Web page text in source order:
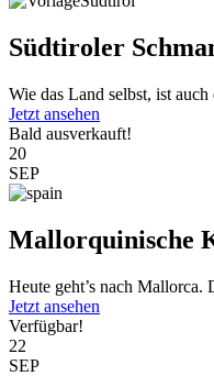
Südtiroler
Wie das Land selbst, ist
Jetzt ansehen
Bald ausverkauft!
20
SEP
Mallorquinische
Heute geht’s nach
Jetzt ansehen
Verfügbar!
22
SEP